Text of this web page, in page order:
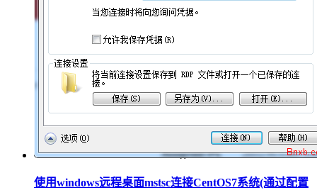
使用windows远程桌面mstsc连接CentOS7系统(通过配置